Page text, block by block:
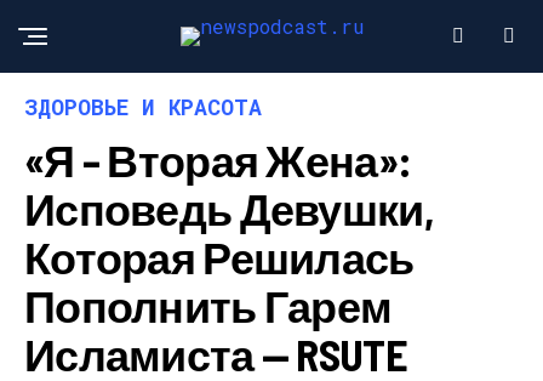
ЗДОРОВЬЕ И КРАСОТА
«Я – Вторая Жена»:
Исповедь Девушки,
Которая Решилась
Пополнить Гарем
Исламиста — RSUTE